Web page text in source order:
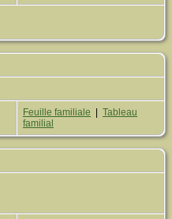
Feuille familiale
Tableau
familial